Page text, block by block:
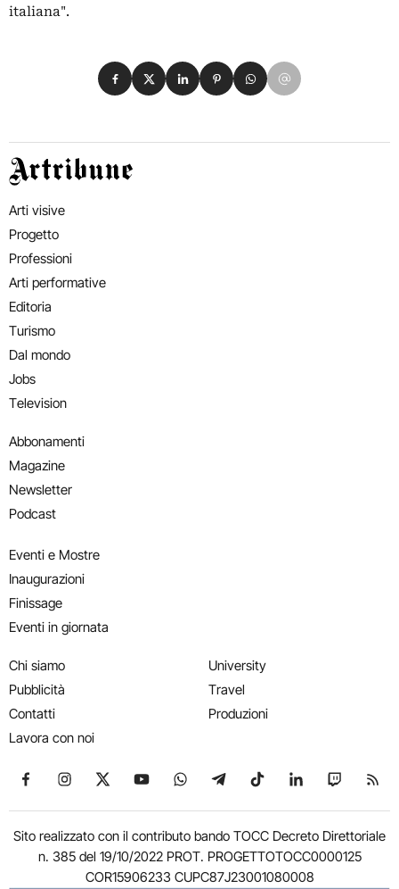
italiana".
Condividi su Facebook
Condividi su X
Condividi su LinkedIn
Condividi su Pinterest
Condividi su WhatsApp
Condividi su Email
Artribune
Arti visive
Progetto
Professioni
Arti performative
Editoria
Turismo
Dal mondo
Jobs
Television
Abbonamenti
Magazine
Newsletter
Podcast
Eventi e Mostre
Inaugurazioni
Finissage
Eventi in giornata
Chi siamo
Pubblicità
Contatti
Lavora con noi
University
Travel
Produzioni
Seguici su Facebook
Seguici su Instagram
Seguici su X
Seguici su YouTube
Seguici su WhatsApp
Seguici su Telegram
Seguici su TikTok
Seguici su
Seguici
Sito realizzato con il contributo bando TOCC Decreto Direttoriale
n. 385 del 19/10/2022 PROT. PROGETTOTOCC0000125
COR15906233 CUPC87J23001080008